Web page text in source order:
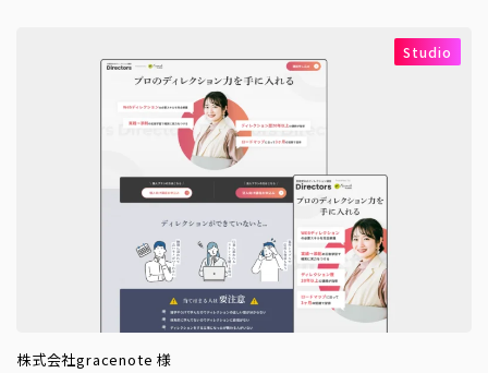
Studio
株式会社gracenote 様